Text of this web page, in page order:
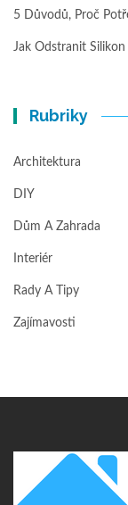
5 Důvodů, Proč
Jak Odstranit
Rubriky
Architektura
DIY
Dům A Zahrada
Interiér
Rady A Tipy
Zajímavosti